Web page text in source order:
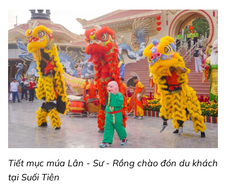
Tiết mục múa Lân - Sư - Rồng chào đón du khách
tại Suối Tiên